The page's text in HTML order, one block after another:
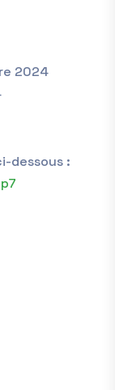
2024
dessous :